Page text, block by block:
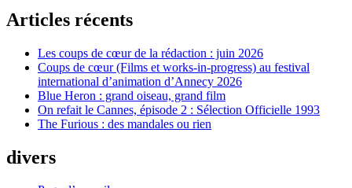
Articles récents
Les coups de cœur de la rédaction : juin 2026
Coups de cœur (Films et works-in-progress) au festival
international d’animation d’Annecy 2026
Blue Heron : grand oiseau, grand film
On refait le Cannes, épisode 2 : Sélection Officielle 1993
The Furious : des mandales ou rien
divers